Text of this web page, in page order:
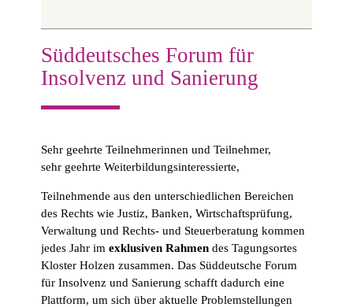
Süddeutsches Forum für
Insolvenz und Sanierung
Sehr geehrte Teilnehmerinnen und Teilnehmer,
sehr geehrte Weiterbildungsinteressierte,
Teilnehmende aus den unterschiedlichen Bereichen
des Rechts wie Justiz, Banken, Wirtschaftsprüfung,
Verwaltung und Rechts- und Steuerberatung kommen
jedes Jahr imexklusiven Rahmen des Tagungsortes
Kloster Holzen zusammen. Das Süddeutsche Forum
für Insolvenz und Sanierung schafft dadurch eine
Plattform, um sich über aktuelle Problemstellungen